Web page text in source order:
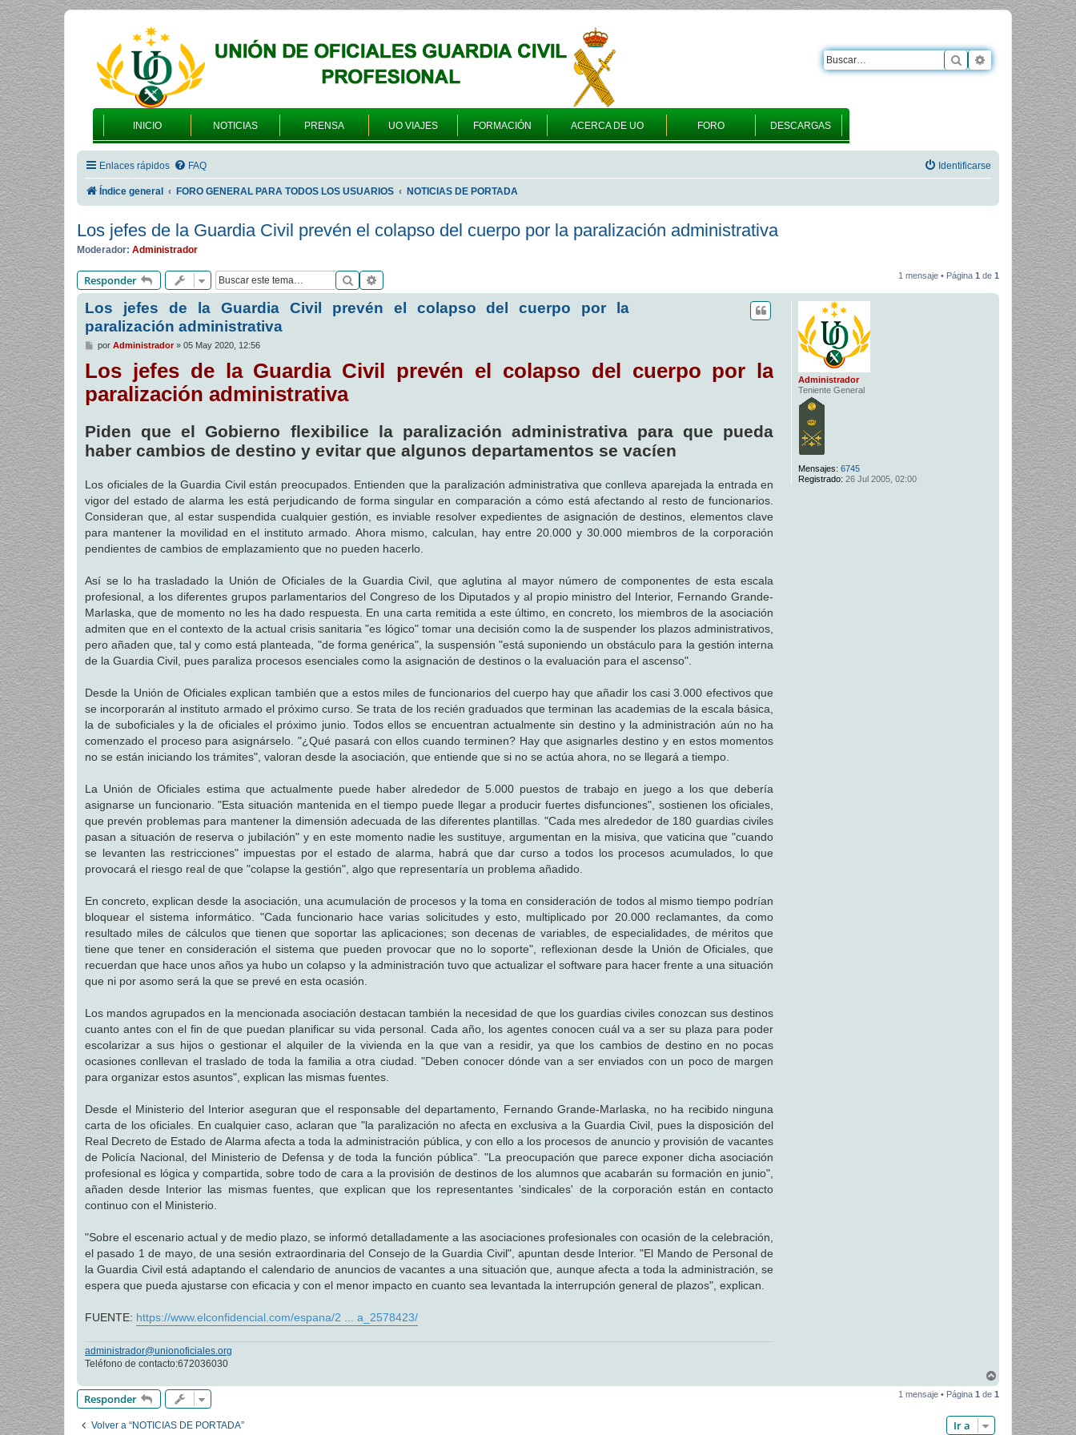
INICIO NOTICIAS PRENSA UO VIAJES FORMACIÓN ACERCA DE UO FORO DESCARGAS
Buscar Búsqueda
Enlaces rápidos FAQ Identificarse
Índice general FORO GENERAL PARA TODOS LOS USUARIOS NOTICIAS DE PORTADA
Los jefes de la Guardia Civil prevén el colapso del cuerpo por la paralización administrativa
Moderador: Administrador
Responder Buscar 1 mensaje • Página 1 de 1
Administrador
Teniente General
Mensajes: 6745
Registrado: 26 Jul 2005, 02:00
Los jefes de la Guardia Civil prevén el colapso del cuerpo por la
paralización administrativa
M
s
por Administrador» 05 May 2020, 12:56
Los jefes de la Guardia Civil prevén el colapso del cuerpo por la
paralización administrativa
Piden que el Gobierno flexibilice la paralización administrativa para que pueda
haber cambios de destino y evitar que algunos departamentos se vacíen
Los oficiales de la Guardia Civil están preocupados. Entienden que la paralización administrativa que conlleva aparejada la entrada en
vigor del estado de alarma les está perjudicando de forma singular en comparación a cómo está afectando al resto de funcionarios.
Consideran que, al estar suspendida cualquier gestión, es inviable resolver expedientes de asignación de destinos, elementos clave
para mantener la movilidad en el instituto armado. Ahora mismo, calculan, hay entre 20.000 y 30.000 miembros de la corporación
pendientes de cambios de emplazamiento que no pueden hacerlo.
Así se lo ha trasladado la Unión de Oficiales de la Guardia Civil, que aglutina al mayor número de componentes de esta escala
profesional, a los diferentes grupos parlamentarios del Congreso de los Diputados y al propio ministro del Interior, Fernando Grande-
Marlaska, que de momento no les ha dado respuesta. En una carta remitida a este último, en concreto, los miembros de la asociación
admiten que en el contexto de la actual crisis sanitaria "es lógico" tomar una decisión como la de suspender los plazos administrativos,
pero añaden que, tal y como está planteada, "de forma genérica", la suspensión "está suponiendo un obstáculo para la gestión interna
de la Guardia Civil, pues paraliza procesos esenciales como la asignación de destinos o la evaluación para el ascenso".
Desde la Unión de Oficiales explican también que a estos miles de funcionarios del cuerpo hay que añadir los casi 3.000 efectivos que
se incorporarán al instituto armado el próximo curso. Se trata de los recién graduados que terminan las academias de la escala básica,
la de suboficiales y la de oficiales el próximo junio. Todos ellos se encuentran actualmente sin destino y la administración aún no ha
comenzado el proceso para asignárselo. "¿Qué pasará con ellos cuando terminen? Hay que asignarles destino y en estos momentos
no se están iniciando los trámites", valoran desde la asociación, que entiende que si no se actúa ahora, no se llegará a tiempo.
La Unión de Oficiales estima que actualmente puede haber alrededor de 5.000 puestos de trabajo en juego a los que debería
asignarse un funcionario. "Esta situación mantenida en el tiempo puede llegar a producir fuertes disfunciones", sostienen los oficiales,
que prevén problemas para mantener la dimensión adecuada de las diferentes plantillas. "Cada mes alrededor de 180 guardias civiles
pasan a situación de reserva o jubilación" y en este momento nadie les sustituye, argumentan en la misiva, que vaticina que "cuando
se levanten las restricciones" impuestas por el estado de alarma, habrá que dar curso a todos los procesos acumulados, lo que
provocará el riesgo real de que "colapse la gestión", algo que representaría un problema añadido.
En concreto, explican desde la asociación, una acumulación de procesos y la toma en consideración de todos al mismo tiempo podrían
bloquear el sistema informático. "Cada funcionario hace varias solicitudes y esto, multiplicado por 20.000 reclamantes, da como
resultado miles de cálculos que tienen que soportar las aplicaciones; son decenas de variables, de especialidades, de méritos que
tiene que tener en consideración el sistema que pueden provocar que no lo soporte", reflexionan desde la Unión de Oficiales, que
recuerdan que hace unos años ya hubo un colapso y la administración tuvo que actualizar el software para hacer frente a una situación
que ni por asomo será la que se prevé en esta ocasión.
Los mandos agrupados en la mencionada asociación destacan también la necesidad de que los guardias civiles conozcan sus destinos
cuanto antes con el fin de que puedan planificar su vida personal. Cada año, los agentes conocen cuál va a ser su plaza para poder
escolarizar a sus hijos o gestionar el alquiler de la vivienda en la que van a residir, ya que los cambios de destino en no pocas
ocasiones conllevan el traslado de toda la familia a otra ciudad. "Deben conocer dónde van a ser enviados con un poco de margen
para organizar estos asuntos", explican las mismas fuentes.
Desde el Ministerio del Interior aseguran que el responsable del departamento, Fernando Grande-Marlaska, no ha recibido ninguna
carta de los oficiales. En cualquier caso, aclaran que "la paralización no afecta en exclusiva a la Guardia Civil, pues la disposición del
Real Decreto de Estado de Alarma afecta a toda la administración pública, y con ello a los procesos de anuncio y provisión de vacantes
de Policía Nacional, del Ministerio de Defensa y de toda la función pública". "La preocupación que parece exponer dicha asociación
profesional es lógica y compartida, sobre todo de cara a la provisión de destinos de los alumnos que acabarán su formación en junio",
añaden desde Interior las mismas fuentes, que explican que los representantes 'sindicales' de la corporación están en contacto
continuo con el Ministerio.
"Sobre el escenario actual y de medio plazo, se informó detalladamente a las asociaciones profesionales con ocasión de la celebración,
el pasado 1 de mayo, de una sesión extraordinaria del Consejo de la Guardia Civil", apuntan desde Interior. "El Mando de Personal de
la Guardia Civil está adaptando el calendario de anuncios de vacantes a una situación que, aunque afecta a toda la administración, se
espera que pueda ajustarse con eficacia y con el menor impacto en cuanto sea levantada la interrupción general de plazos", explican.
FUENTE: https://www.elconfidencial.com/espana/2 ... a_2578423/
administrador@unionoficiales.org
Teléfono de contacto:672036030
r
r
Responder 1 mensaje • Página 1 de 1
Volver a “NOTICIAS DE PORTADA” Ir a